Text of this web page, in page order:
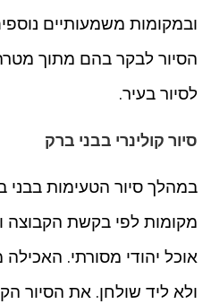
ובמקומות משמעותיים
הסיור לבקר בהם מתוך
לסיור בעיר.
סיור קולינרי בבני ברק
במהלך סיור הטעימות בבני
מקומות לפי בקשת הקבוצה
אוכל יהודי מסורתי.
ולא ליד שולחן. את הסיור